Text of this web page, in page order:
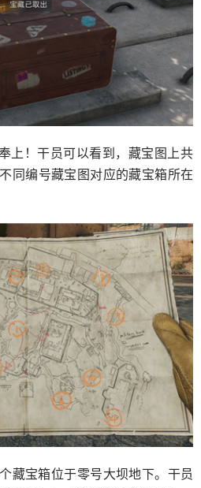
上！干员可以看到，藏宝图上共
同编号藏宝图对应的藏宝箱所在
藏宝箱位于零号大坝地下。干员